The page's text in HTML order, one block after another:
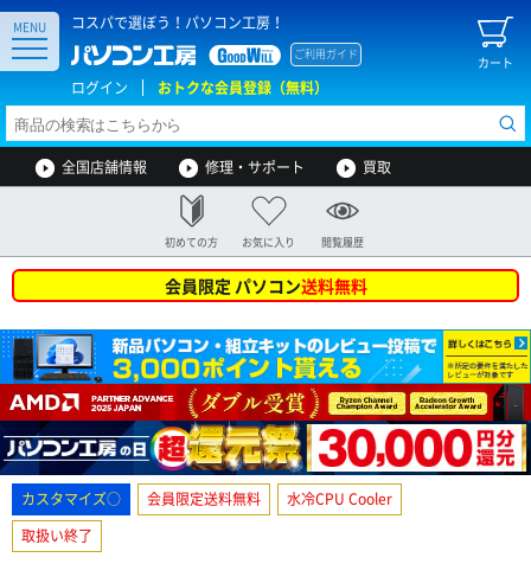
コスパで選ぼう！パソコン工房！
カート
ご利用ガイド
ログイン おトクな会員登録（無料）
MENU
全国店舗情報 修理・サポート 買取
初めての方 お気に入り 閲覧履歴
会員限定 パソコン送料無料
カスタマイズ○ 会員限定送料無料
水冷CPU Cooler
取扱い終了